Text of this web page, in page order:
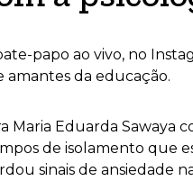
papo ao vivo, no
amantes da educação.
Eduarda Sawaya
de isolamento
sinais de